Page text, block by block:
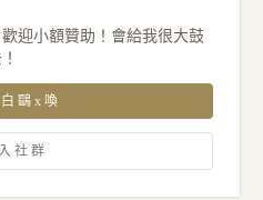
迎小額贊助！會給我很大鼓
鷗x喚
社群